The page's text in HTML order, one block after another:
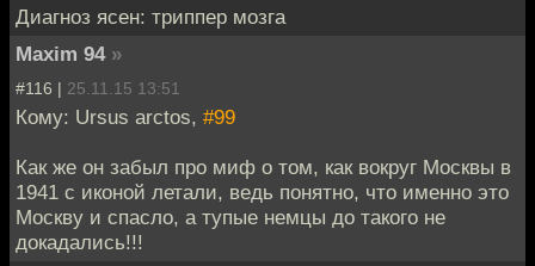
Диагноз ясен: триппер мозга
Maxim 94 »
#116 | 25.11.15 13:51
Кому: Ursus arctos, #99
Как же он забыл про миф о том, как вокруг Москвы в
1941 с иконой летали, ведь понятно, что именно это
Москву и спасло, а тупые немцы до такого не
докадались!!!